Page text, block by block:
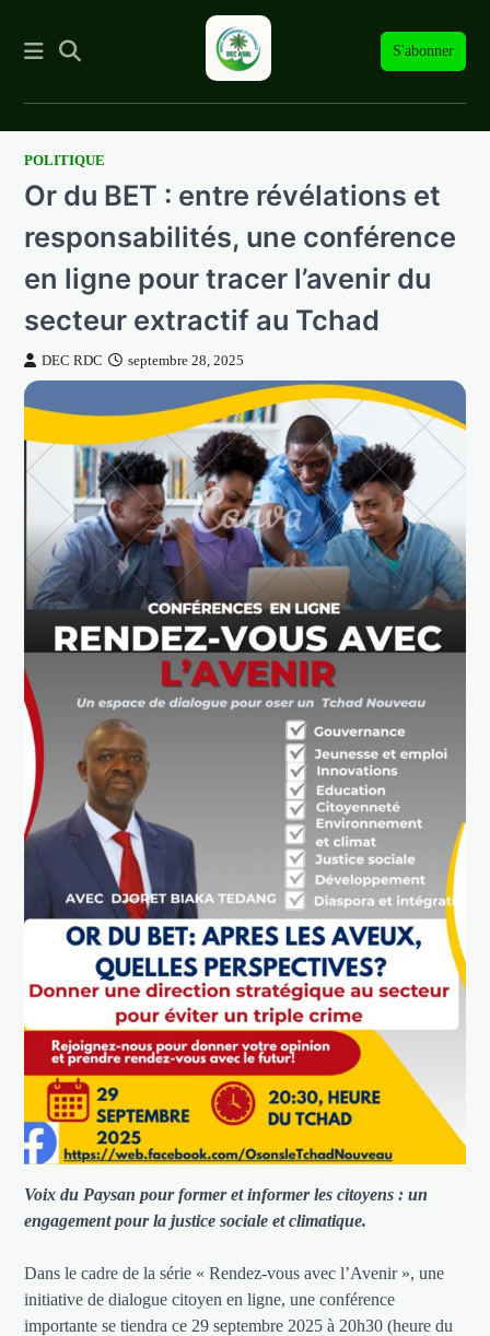
S'abonner
SkipPOLITIQUE
Or du BET : entre révélations et
responsabilités, une conférence
en ligne pour tracer l’avenir du
secteur extractif au Tchad
DEC RDC septembre 28, 2025
Voix du Paysan pour former et informer les citoyens : un
engagement pour la justice sociale et climatique.
Dans le cadre de la série « Rendez-vous avec l’Avenir », une
initiative de dialogue citoyen en ligne, une conférence
importante se tiendra ce 29 septembre 2025 à 20h30 (heure du